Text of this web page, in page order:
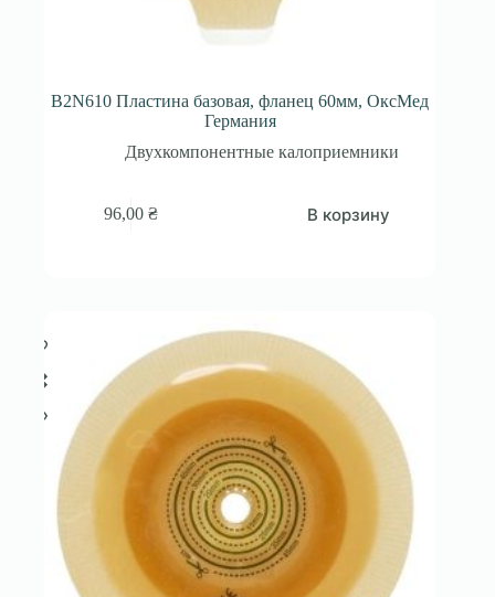
B2N610 Пластина базовая, фланец 60мм, ОксМед
Германия
Двухкомпонентные калоприемники
96,00₴ В корзину